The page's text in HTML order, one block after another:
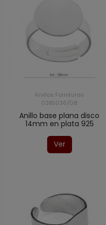
Anillos Fornituras
02BS036/08
Anillo base plana disco
14mm en plata 925
Ver